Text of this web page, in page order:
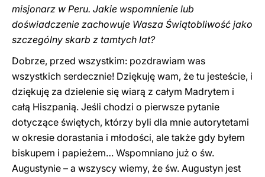
misjonarz w Peru. Jakie wspomnienie lub
doświadczenie zachowuje Wasza Świątobliwość jako
szczególny skarb z tamtych lat?
Dobrze, przed wszystkim: pozdrawiam was
wszystkich serdecznie! Dziękuję wam, że tu jesteście, i
dziękuję za dzielenie się wiarą z całym Madrytem i
całą Hiszpanią. Jeśli chodzi o pierwsze pytanie
dotyczące świętych, którzy byli dla mnie autorytetami
w okresie dorastania i młodości, ale także gdy byłem
biskupem i papieżem… Wspomniano już o św.
Augustynie – a wszyscy wiemy, że św. Augustyn jest